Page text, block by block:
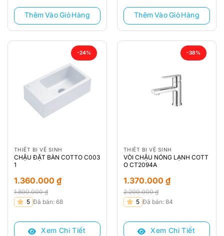
Thêm Vào Giỏ Hàng Thêm Vào Giỏ Hàng
-24%
THIẾT BỊ VỆ SINH
CHẬU ĐẶT BÀN COTTO C003
1
1.800.000₫
Giá
là:
1.800.000 ₫.
1.360.000 ₫
Giá
tại
5 Đã bán: 68
Xem Chi Tiết
-38%
THIẾT BỊ VỆ SINH
VÒI CHẬU NÓNG LẠNH COTT
O CT2094A
2.200.000₫
Giá
là:
2.200.000 ₫.
1.370.000 ₫
Giá
tại
5 Đã bán: 84
Xem Chi Tiết